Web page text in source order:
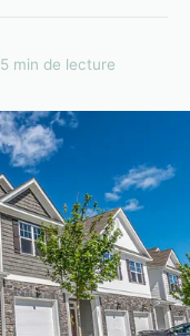
5 min de lecture